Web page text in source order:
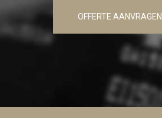
OFFERTE AANVRAGEN